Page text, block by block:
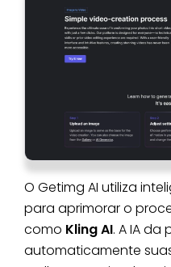
O Getimg AI utiliza
para aprimorar o
como Kling AI. A IA
automaticamente